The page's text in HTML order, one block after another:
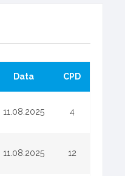
Data CPD
11.08.2025 4
11.08.2025 12